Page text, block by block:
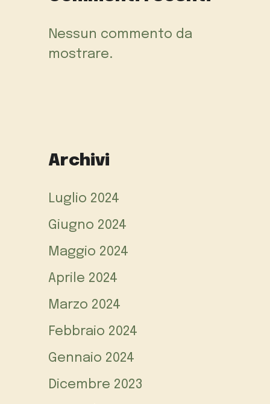
Nessun commento da
mostrare.
Archivi
Luglio 2024
Giugno 2024
Maggio 2024
Aprile 2024
Marzo 2024
Febbraio 2024
Gennaio 2024
Dicembre 2023